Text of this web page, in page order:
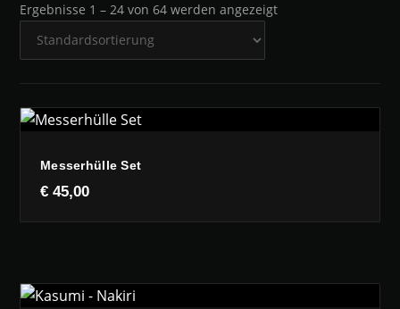
Ergebnisse 1 – 24 von 64 werden angezeigt
Messerhülle Set
€ 45,00